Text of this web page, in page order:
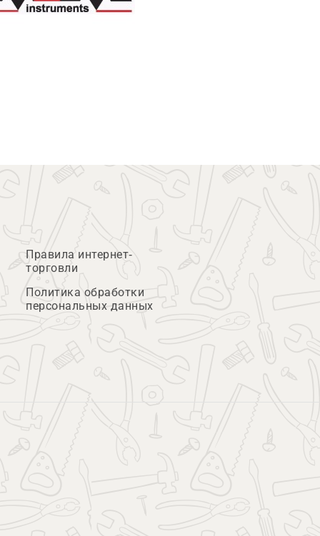
Правила интернет-
торговли
Политика обработки
персональных данных